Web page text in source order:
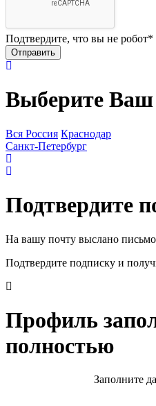
Подтвердите, что вы не робот*
Выберите Ваш
Вся Россия Краснодар
Санкт-Петербург
Подтвердите
На вашу почту выслано
Подтвердите подписку и
Профиль
полностью
Заполните